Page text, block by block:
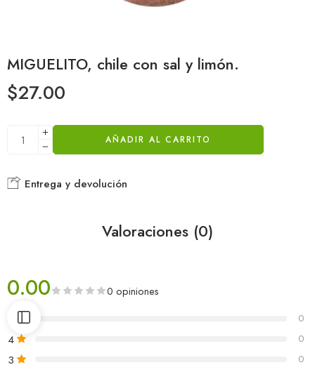
MIGUELITO, chile con sal y limón.
$27.00
AÑADIR AL CARRITO
Entrega y devolución
Valoraciones (0)
0.00 0 opiniones
0
4 0
3 0